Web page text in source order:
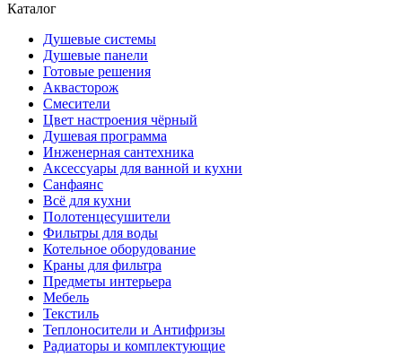
Каталог
Душевые системы
Душевые панели
Готовые решения
Аквасторож
Смесители
Цвет настроения чёрный
Душевая программа
Инженерная сантехника
Аксессуары для ванной и кухни
Санфаянс
Всё для кухни
Полотенцесушители
Фильтры для воды
Котельное оборудование
Краны для фильтра
Предметы интерьера
Мебель
Текстиль
Теплоносители и Антифризы
Радиаторы и комплектующие